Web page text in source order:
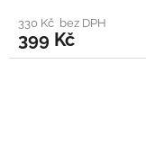
330 Kč bez DPH
399 Kč